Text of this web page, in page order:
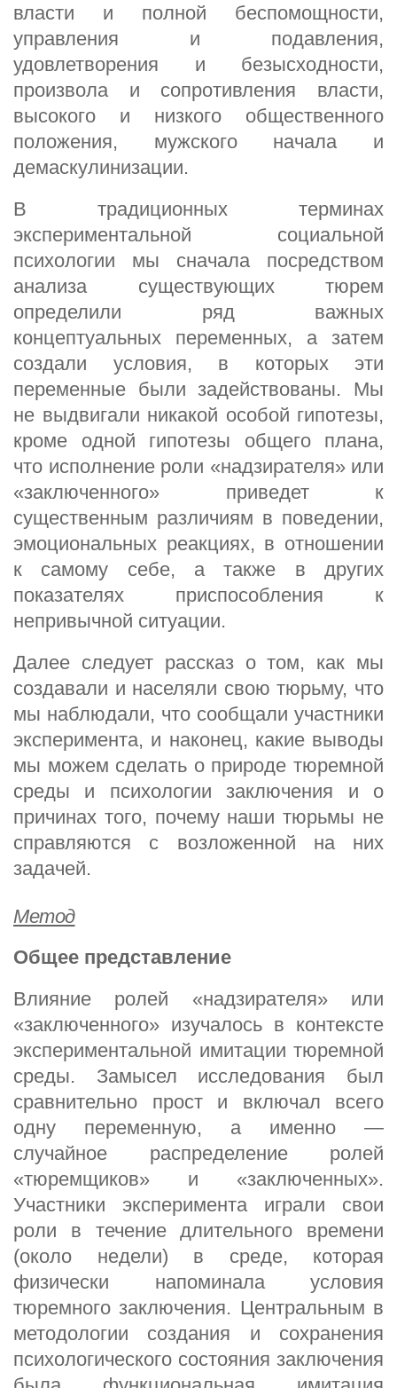
власти и полной беспомощности,
управления и подавления,
удовлетворения и безысходности,
произвола и сопротивления власти,
высокого и низкого общественного
положения, мужского начала и
демаскулинизации.
В традиционных терминах
экспериментальной социальной
психологии мы сначала посредством
анализа существующих тюрем
определили ряд важных
концептуальных переменных, а затем
создали условия, в которых эти
переменные были задействованы. Мы
не выдвигали никакой особой гипотезы,
кроме одной гипотезы общего плана,
что исполнение роли «надзирателя» или
«заключенного» приведет к
существенным различиям в поведении,
эмоциональных реакциях, в отношении
к самому себе, а также в других
показателях приспособления к
непривычной ситуации.
Далее следует рассказ о том, как мы
создавали и населяли свою тюрьму, что
мы наблюдали, что сообщали участники
эксперимента, и наконец, какие выводы
мы можем сделать о природе тюремной
среды и психологии заключения и о
причинах того, почему наши тюрьмы не
справляются с возложенной на них
задачей.
Метод
Общее представление
Влияние ролей «надзирателя» или
«заключенного» изучалось в контексте
экспериментальной имитации тюремной
среды. Замысел исследования был
сравнительно прост и включал всего
одну переменную, а именно —
случайное распределение ролей
«тюремщиков» и «заключенных».
Участники эксперимента играли свои
роли в течение длительного времени
(около недели) в среде, которая
физически напоминала условия
тюремного заключения. Центральным в
методологии создания и сохранения
психологического состояния заключения